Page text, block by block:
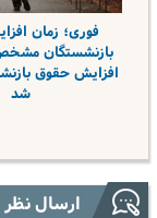
فوری؛ زمان
بازنشستگان
افزایش حقوق
شد
ارسال نظر